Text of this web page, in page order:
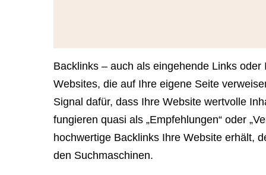
Backlinks – auch als eingehende Links
Websites, die auf Ihre eigene Seite
Signal dafür, dass Ihre Website wertvolle
fungieren quasi als „Empfehlungen“ oder
hochwertige Backlinks Ihre Website erhält,
den Suchmaschinen.
immediately:
https://calendly.com/rocketwebsite/30min